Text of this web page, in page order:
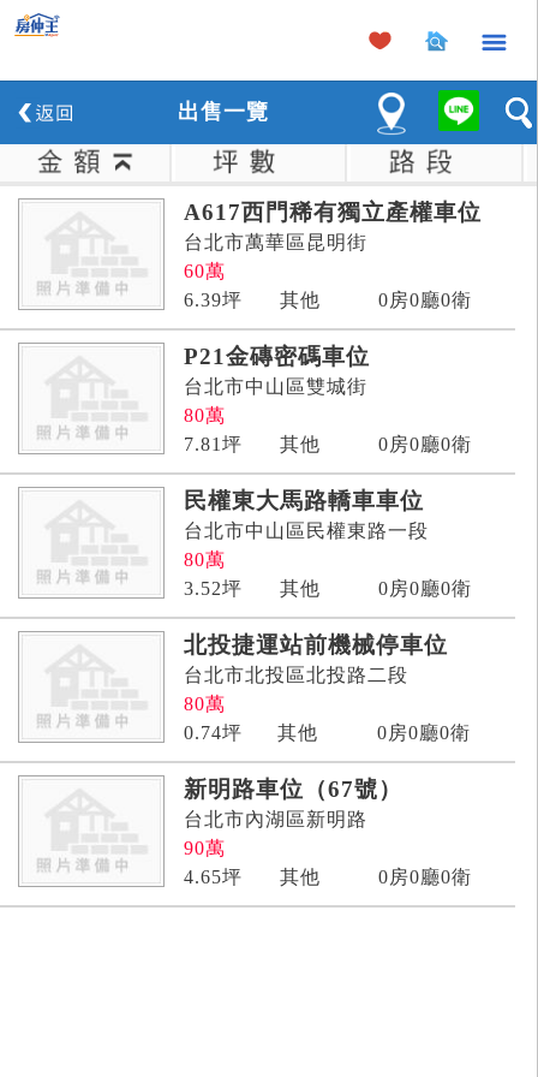
×
出售一覽
A617西門稀有獨立產權車位
台北市萬華區昆明街
60萬
6.39坪 其他 0房0廳0衛
P21金磚密碼車位
台北市中山區雙城街
80萬
7.81 坪 其他 0房0廳0衛
民權東大馬路轎車車位
台北市中山區民權東路一段
80萬
3.52坪 其他 0房0廳0衛
北投捷運站前機械停車位
台北市北投區北投路二段
80萬
0.74坪 其他 0房0廳0衛
新明路車位（67號）
台北市內湖區新明路
90萬
4.65坪 其他 0房0廳0衛